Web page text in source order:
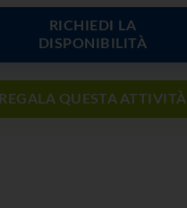
RICHIEDI LA
DISPONIBILITÀ
REGALA QUESTA ATTIVITÀ